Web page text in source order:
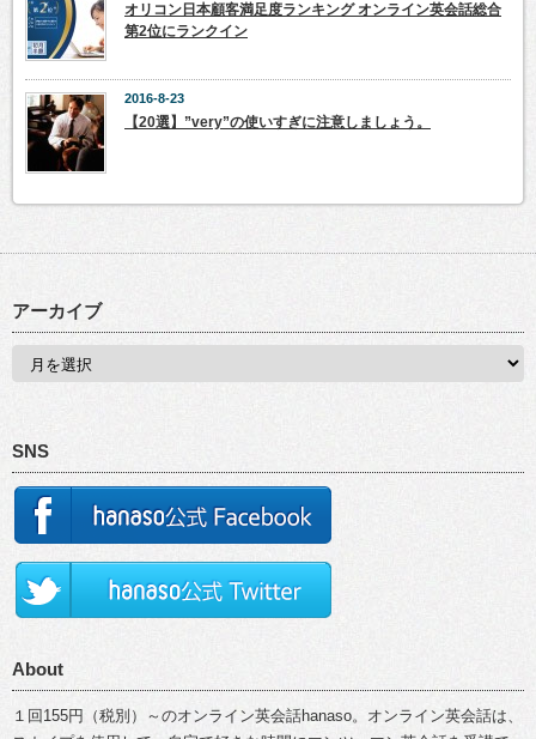
オリコン日本顧客満足度ランキング オンライン英会話総合
第2位にランクイン
2016-8-23
【20選】”very”の使いすぎに注意しましょう。
アーカイブ
SNS
About
１回155円（税別）～のオンライン英会話hanaso。オンライン英会話は、